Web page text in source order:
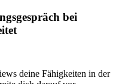
bei
deine Fähigkeiten in der